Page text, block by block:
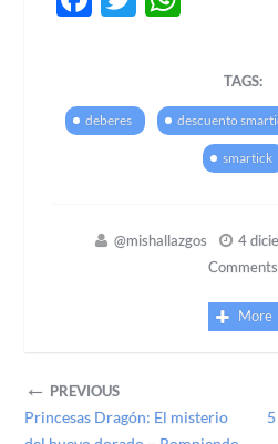
TAGS:
deberes descuento
smartick
@mishallazgos 4
Comments
More
← PREVIOUS
Princesas Dragón: El misterio